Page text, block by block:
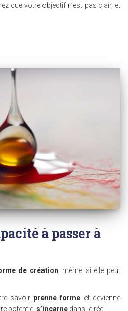
que votre objectif n’est pas clair, et
à passer à
de création, même si elle peut
savoir prenne forme et devienne
potentiel s’incarne dans le réel.